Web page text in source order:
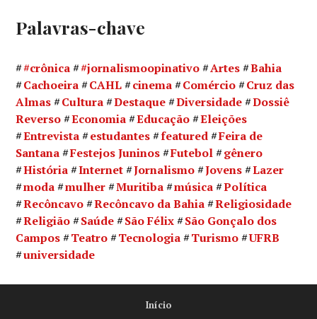
Palavras-chave
#crônica #jornalismoopinativo Artes
Bahia
Cachoeira
CAHL cinema Comércio
Cruz das
Almas
Cultura Destaque Diversidade
Dossiê
Reverso
Economia Educação
Eleições
Entrevista
estudantes featured
Feira de
Santana
Festejos Juninos Futebol
gênero
História
Internet Jornalismo Jovens
Lazer
moda
mulher Muritiba música
Política
Recôncavo
Recôncavo da Bahia
Religiosidade
Religião
Saúde São Félix
São Gonçalo dos
Campos
Teatro Tecnologia Turismo
UFRB
universidade
Início